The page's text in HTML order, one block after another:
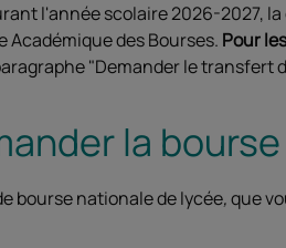
l'année scolaire 2026-2027,
Académique des Bourses. Pour
"Demander le transfert
la
bourse nationale de lycée,que